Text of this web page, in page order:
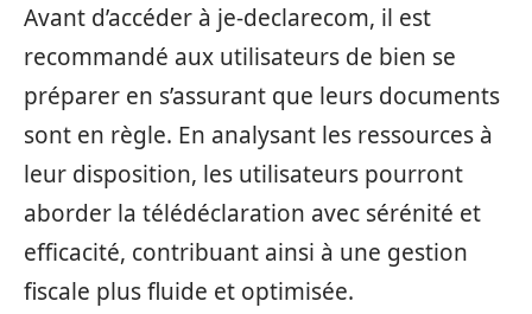
Avant d’accéder à je-declarecom, il est
recommandé aux utilisateurs de bien se
préparer en s’assurant que leurs documents
sont en règle. En analysant les ressources à
leur disposition, les utilisateurs pourront
aborder la télédéclaration avec sérénité et
efficacité, contribuant ainsi à une gestion
fiscale plus fluide et optimisée.